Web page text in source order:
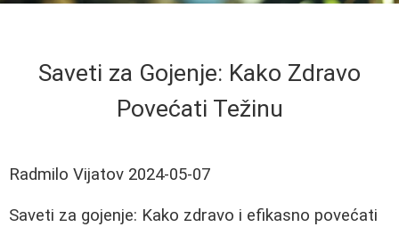
Saveti za Gojenje: Kako Zdravo
Povećati Težinu
Radmilo Vijatov 2024-05-07
Saveti za gojenje: Kako zdravo i efikasno povećati